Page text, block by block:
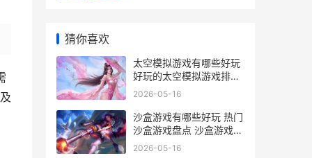
猜你喜欢
太空模拟游戏有哪些好玩
好玩的太空模拟游戏排行
榜 模拟太空游戏下载中文
2026-05-16
沙盒游戏有哪些好玩 热门
沙盒游戏盘点 沙盒游戏下
载
2026-05-16